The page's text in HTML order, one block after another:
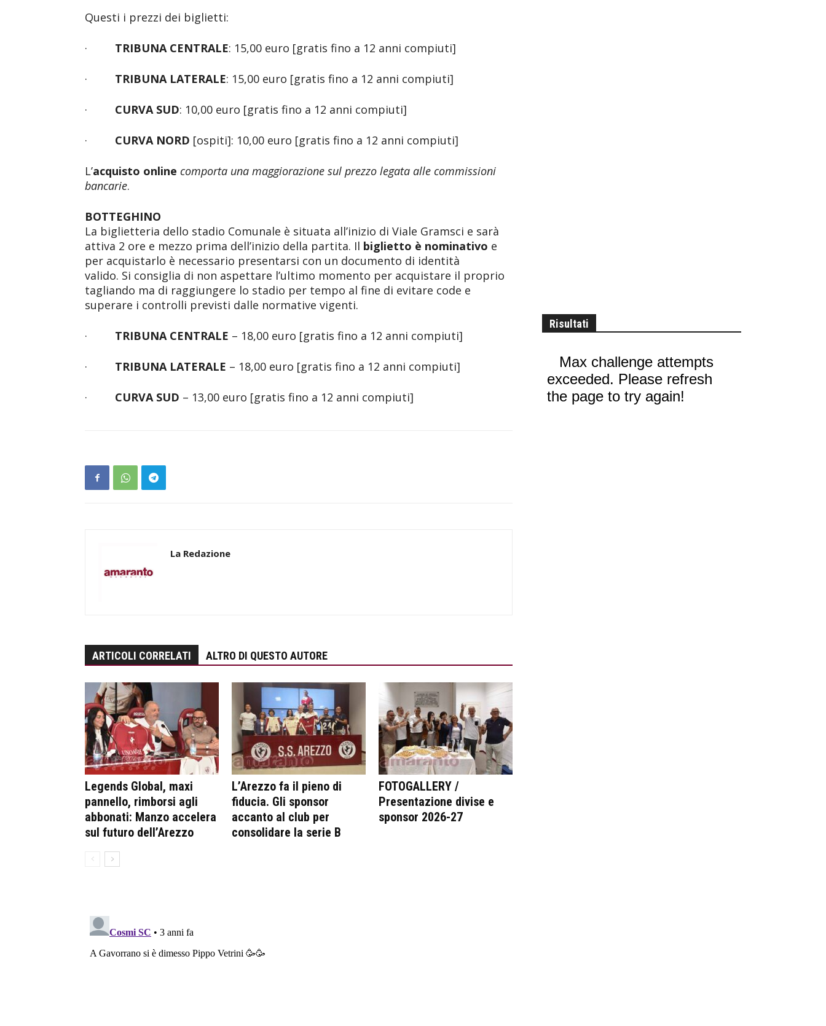
Questi i prezzi dei biglietti:
· TRIBUNA CENTRALE: 15,00 euro [gratis fino a 12 anni compiuti]
· TRIBUNA LATERALE: 15,00 euro [gratis fino a 12 anni compiuti]
· CURVA SUD: 10,00 euro [gratis fino a 12 anni compiuti]
· CURVA NORD [ospiti]: 10,00 euro [gratis fino a 12 anni compiuti]
L’acquisto online comporta una maggiorazione sul prezzo legata alle commissioni
bancarie.
BOTTEGHINO
La biglietteria dello stadio Comunale è situata all’inizio di Viale Gramsci e sarà
attiva 2 ore e mezzo prima dell’inizio della partita. Il biglietto è nominativo e
per acquistarlo è necessario presentarsi con un documento di identità
valido. Si consiglia di non aspettare l’ultimo momento per acquistare il proprio
tagliando ma di raggiungere lo stadio per tempo al fine di evitare code e
superare i controlli previsti dalle normative vigenti.
· TRIBUNA CENTRALE – 18,00 euro [gratis fino a 12 anni compiuti]
· TRIBUNA LATERALE – 18,00 euro [gratis fino a 12 anni compiuti]
· CURVA SUD – 13,00 euro [gratis fino a 12 anni compiuti]
La Redazione
ARTICOLI CORRELATI ALTRO DI QUESTO AUTORE
Legends Global, maxi
pannello, rimborsi agli
abbonati: Manzo accelera
sul futuro dell’Arezzo
L’Arezzo fa il pieno di
fiducia. Gli sponsor
accanto al club per
consolidare la serie B
FOTOGALLERY /
Presentazione divise e
sponsor 2026-27
Risultati